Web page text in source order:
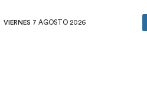
VIERNES 7 AGOSTO 2026